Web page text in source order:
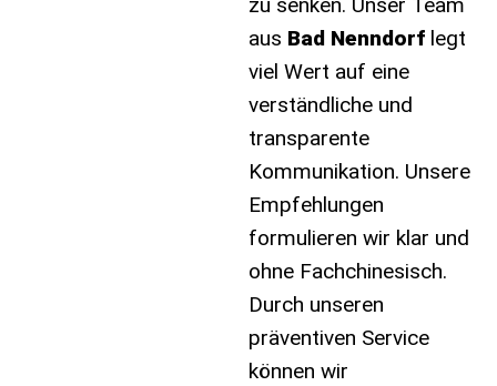
aus Bad Nenndorf legt
viel Wert auf eine
verständliche und
transparente
Kommunikation. Unsere
Empfehlungen
formulieren wir klar und
ohne Fachchinesisch.
Durch unseren
präventiven Service
können wir